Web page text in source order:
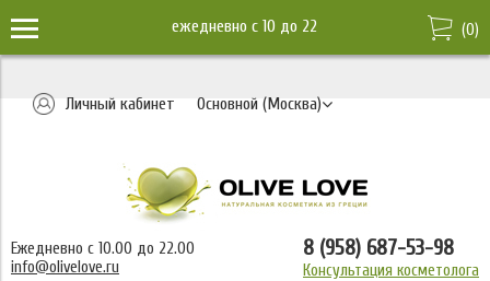
ежедневно c 10 до 22 (0)
Личный кабинет Основной (Москва)
Ежедневно с 10.00 до 22.00
info@olivelove.ru
8 (958) 687-53-98
Консультация косметолога